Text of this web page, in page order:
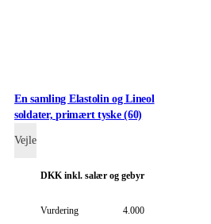
En samling Elastolin og Lineol
soldater, primært tyske (60)
Vejle
DKK inkl. salær og gebyr
Vurdering 4.000